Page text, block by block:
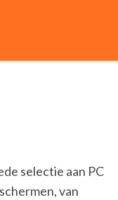
selectie aan PC
van